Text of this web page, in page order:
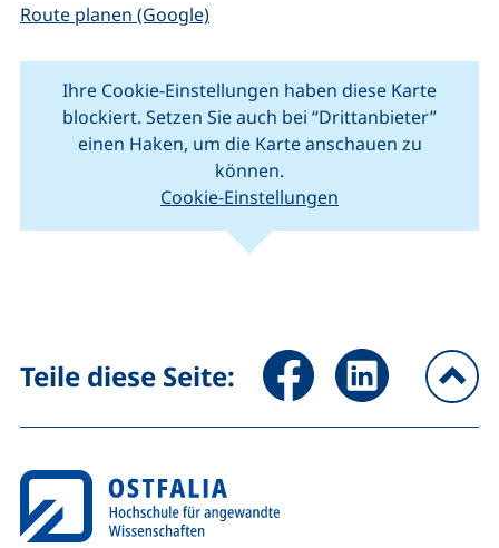
Route planen (Google)(externer Link, öffnet neues
Ihre Cookie-Einstellungen haben diese Karte
blockiert. Setzen Sie auch bei “Drittanbieter”
einen Haken, um die Karte anschauen zu
können.
Cookie-Einstellungen
(externer Link, öffnet neues Fenster).
Kartendaten © Mitwirkende von
Teile diese Seite: Seite über Facebook teilen
Seite über